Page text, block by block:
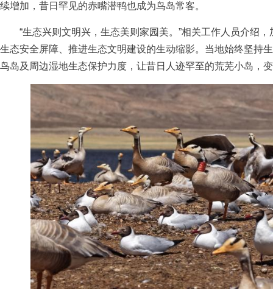
续增加，昔日罕见的赤嘴潜鸭也成为鸟岛常客。
“生态兴则文明兴，生态美则家园美。”相关工作人员介绍，
生态安全屏障、推进生态文明建设的生动缩影。当地始终坚持
鸟岛及周边湿地生态保护力度，让昔日人迹罕至的荒芜小岛，